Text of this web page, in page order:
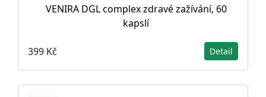
VENIRA DGL complex zdravé zažívání, 60
kapslí
399 Kč Detail